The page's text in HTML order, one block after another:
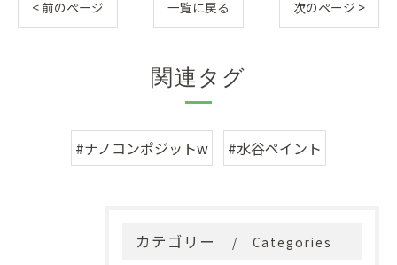
< 前のページ 一覧に戻る 次のページ >
関連タグ
#ナノコンポジットw #水谷ペイント
カテゴリー Categories